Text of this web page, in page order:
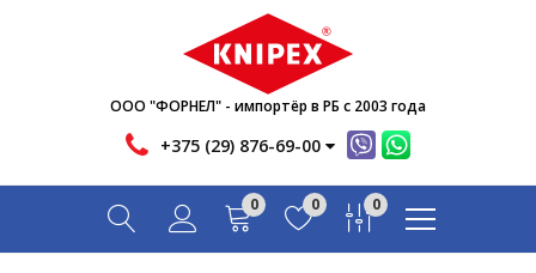
ООО "ФОРНЕЛ" - импортёр в РБ с 2003 года
+375 (29) 876-69-00
0 0 0
Новости
Акции
Инфо
Контакты
Вопрос-ответ